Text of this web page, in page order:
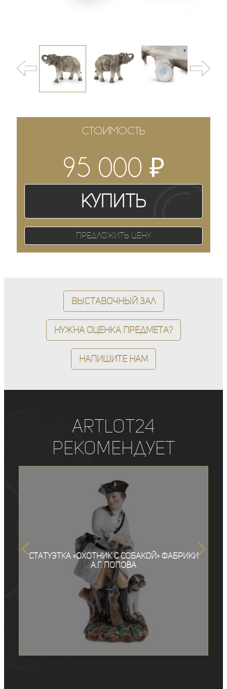
СТОИМОСТЬ
95 000₽
Купить
Предложить цену
Выставочный зал
Нужна оценка предмета?
Напишите нам
ArtLot24
рекомендует
Статуэтка «Охотник с собакой» фабрики
А.Г. Попова